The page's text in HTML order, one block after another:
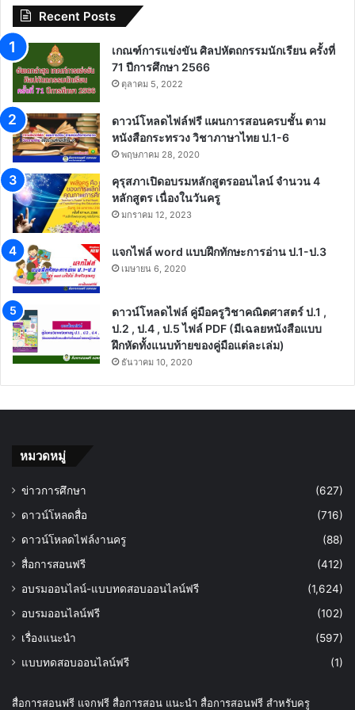
Recent Posts
เกณฑ์การแข่งขัน ศิลปหัตถกรรมนักเรียน ครั้งที่
71 ปีการศึกษา 2566
ตุลาคม 5, 2022
ดาวน์โหลดไฟล์ฟรี แผนการสอนครบชั้น ตาม
หนังสือกระทรวง วิชาภาษาไทย ป.1-6
พฤษภาคม 28, 2020
คุรุสภาเปิดอบรมหลักสูตรออนไลน์ จำนวน 4
หลักสูตร เนื่องในวันครู
มกราคม 12, 2023
แจกไฟล์ word แบบฝึกทักษะการอ่าน ป.1-ป.3
เมษายน 6, 2020
ดาวน์โหลดไฟล์ คู่มือครูวิชาคณิตศาสตร์ ป.1 ,
ป.2 , ป.4 , ป.5 ไฟล์ PDF (มีเฉลยหนังสือแบบ
ฝึกหัดทั้งแนบท้ายของคู่มือแต่ละเล่ม)
ธันวาคม 10, 2020
หมวดหมู่
ข่าวการศึกษา
(627)
ดาวน์โหลดสื่อ
(716)
ดาวน์โหลดไฟล์งานครู
(88)
สื่อการสอนฟรี
(412)
อบรมออนไลน์-แบบทดสอบออนไลน์ฟรี
(1,624)
อบรมออนไลน์ฟรี
(102)
เรื่องแนะนำ
(597)
แบบทดสอบออนไลน์ฟรี
(1)
สื่อการสอนฟรี แจกฟรี สื่อการสอน แนะนำ สื่อการสอนฟรี สำหรับครู